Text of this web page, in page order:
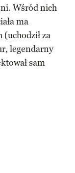
Wśród nich
ma
za
legendarny
sam